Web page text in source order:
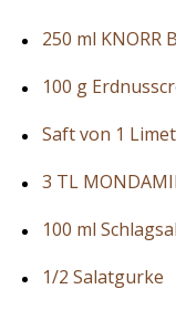
250 ml KNORR
100 g
Saft von 1
3 TL
100 ml
1/2 Salatgurke